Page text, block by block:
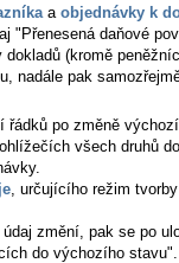
a objednávky k
"Přenesená daňové
dokladů (kromě
nadále pak
řádků po změně
všech druhů
, určujícího režim
změní, pak se po
do výchozího